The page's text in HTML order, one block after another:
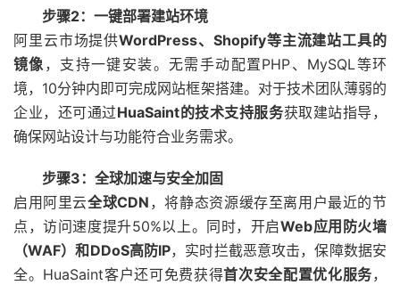
步骤2：一键部署建站环境
阿里云市场提供WordPress、 Shopify等主流建站工具的
镜像，支持一键安装。无需手动配置PHP、MySQL等环
境，10分钟内即可完成网站框架搭建。对于技术团队薄弱的
企业，还可通过HuaSaint的技术支持服务获取建站指导，
确保网站设计与功能符合业务需求。
步骤3 ：全球加速与安全加固
启用阿里云全球CDN ，将静态资源缓存至离用户最近的节
点，访问速度提升50%以上。同时，开启Web应用防火墙
（WAF）和DDoS高防IP，实时拦截恶意攻击，保障数据安
全。HuaSaint客户还可免费获得首次安全配置优化服务，